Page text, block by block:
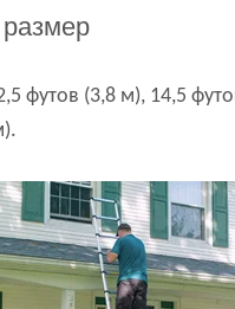
футов (3,8 м), 14,5